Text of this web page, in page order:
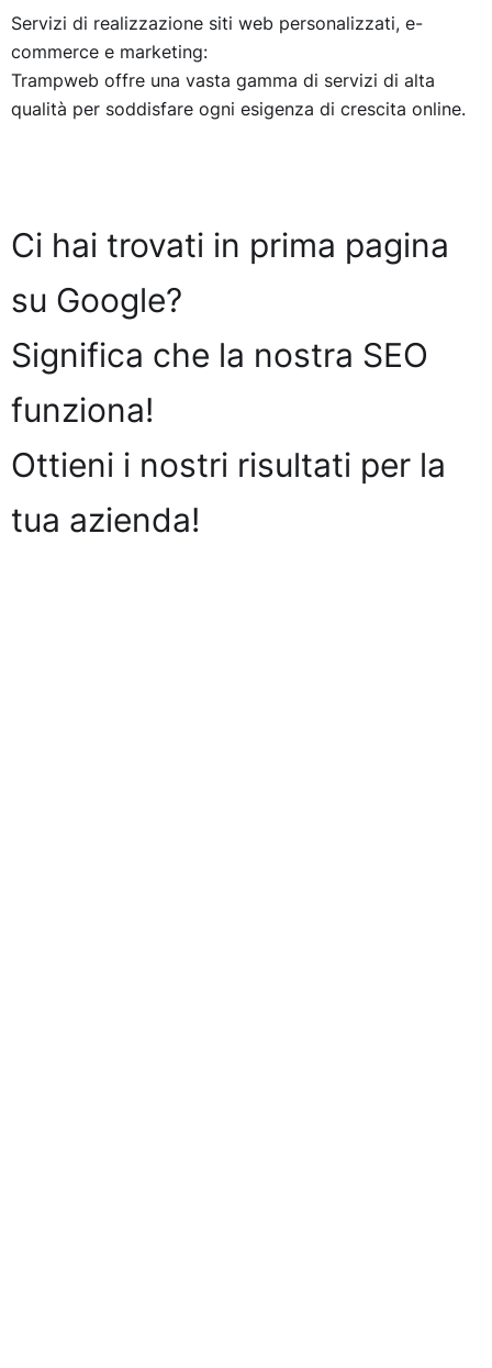
Servizi di realizzazione siti web personalizzati, e-
commerce e marketing:
Trampweb offre una vasta gamma di servizi di alta
qualità per soddisfare ogni esigenza di crescita online.
Ci hai trovati in prima pagina
su Google?
Significa che la nostra SEO
funziona!
Ottieni i nostri risultati per la
tua azienda!